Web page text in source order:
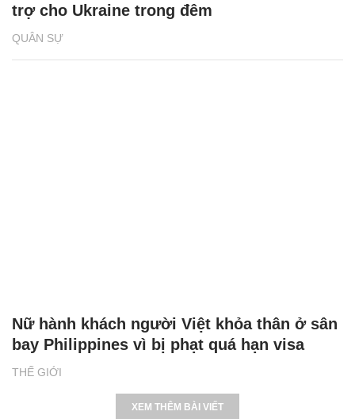
QUÂN SỰ
trợ cho Ukraine trong đêm
THẾ GIỚI
Nữ hành khách người Việt khỏa thân ở sân
bay Philippines vì bị phạt quá hạn visa
XEM THÊM BÀI VIẾT